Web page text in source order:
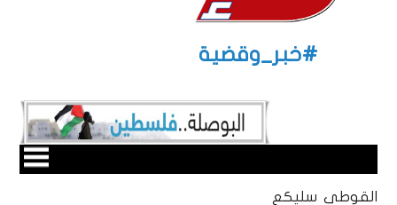
#خبر_وقضية
القوطي سليكع